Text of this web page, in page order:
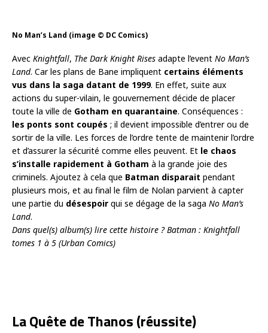
No Man’s Land (image © DC Comics)
Avec Knightfall, The Dark Knight Rises adapte l’event No Man’s
Land. Car les plans de Bane impliquent certains éléments
vus dans la saga datant de 1999. En effet, suite aux
actions du super-vilain, le gouvernement décide de placer
toute la ville de Gotham en quarantaine. Conséquences :
les ponts sont coupés ; il devient impossible d’entrer ou de
sortir de la ville. Les forces de l’ordre tente de maintenir l’ordre
et d’assurer la sécurité comme elles peuvent. Et le chaos
s’installe rapidement à Gotham à la grande joie des
criminels. Ajoutez à cela que Batman disparait pendant
plusieurs mois, et au final le film de Nolan parvient à capter
une partie du désespoir qui se dégage de la saga No Man’s
Land.
Dans quel(s) album(s) lire cette histoire ? Batman : Knightfall
tomes 1 à 5 (Urban Comics)
La Quête de Thanos (réussite)